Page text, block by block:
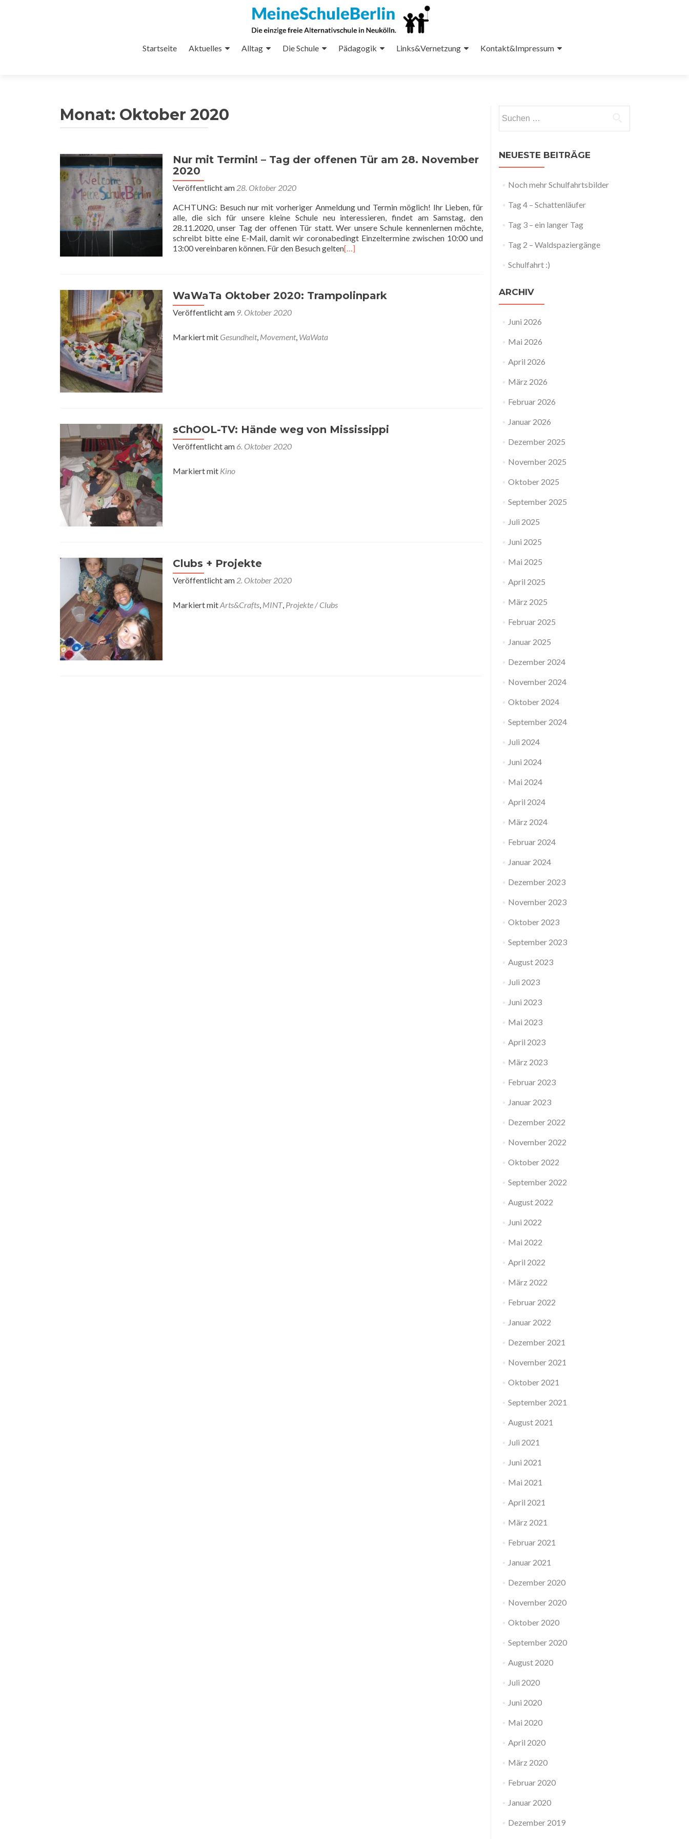
Startseite Aktuelles Alltag Die Schule Pädagogik Links&Vernetzung Kontakt&Impressum
Monat: Oktober 2020
Nur mit Termin! – Tag der offenen Tür am 28. November
2020
Veröffentlicht am 28. Oktober 2020
ACHTUNG: Besuch nur mit vorheriger Anmeldung und Termin möglich! Ihr Lieben, für
alle, die sich für unsere kleine Schule neu interessieren, findet am Samstag, den
28.11.2020, unser Tag der offenen Tür statt. Wer unsere Schule kennenlernen möchte,
schreibt bitte eine E-Mail, damit wir coronabedingt Einzeltermine zwischen 10:00 und
13:00 vereinbaren können. Für den Besuch gelten[…]
WaWaTa Oktober 2020: Trampolinpark
Veröffentlicht am 9. Oktober 2020
Markiert mit Gesundheit, Movement, WaWata
sChOOL-TV: Hände weg von Mississippi
Veröffentlicht am 6. Oktober 2020
Markiert mit Kino
Clubs + Projekte
Veröffentlicht am 2. Oktober 2020
Markiert mitArts&Crafts, MINT, Projekte / Clubs
nach:
NEUESTE BEITRÄGE
Noch mehr Schulfahrtsbilder
Tag 4 – Schattenläufer
Tag 3 – ein langer Tag
Tag 2 – Waldspaziergänge
Schulfahrt :)
ARCHIV
Juni 2026
Mai 2026
April 2026
März 2026
Februar 2026
Januar 2026
Dezember 2025
November 2025
Oktober 2025
September 2025
Juli 2025
Juni 2025
Mai 2025
April 2025
März 2025
Februar 2025
Januar 2025
Dezember 2024
November 2024
Oktober 2024
September 2024
Juli 2024
Juni 2024
Mai 2024
April 2024
März 2024
Februar 2024
Januar 2024
Dezember 2023
November 2023
Oktober 2023
September 2023
August 2023
Juli 2023
Juni 2023
Mai 2023
April 2023
März 2023
Februar 2023
Januar 2023
Dezember 2022
November 2022
Oktober 2022
September 2022
August 2022
Juni 2022
Mai 2022
April 2022
März 2022
Februar 2022
Januar 2022
Dezember 2021
November 2021
Oktober 2021
September 2021
August 2021
Juli 2021
Juni 2021
Mai 2021
April 2021
März 2021
Februar 2021
Januar 2021
Dezember 2020
November 2020
Oktober 2020
September 2020
August 2020
Juli 2020
Juni 2020
Mai 2020
April 2020
März 2020
Februar 2020
Januar 2020
Dezember 2019